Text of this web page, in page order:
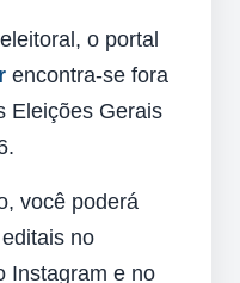
o portal
encontra-se fora
Eleições Gerais
você poderá
no
Instagram e no